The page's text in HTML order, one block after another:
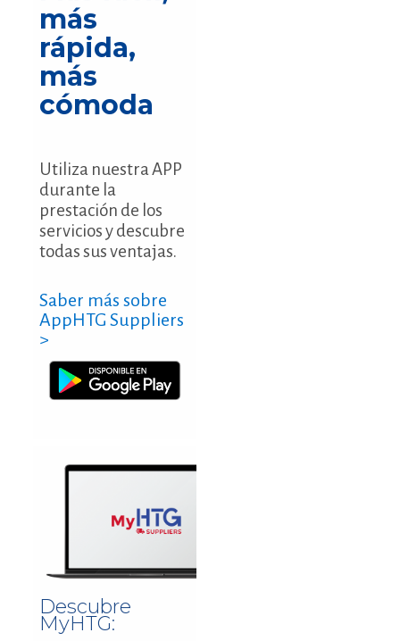
más
rápida,
más
cómoda
Utiliza nuestra APP
durante la
prestación de los
servicios y descubre
todas sus ventajas.
Saber más sobre
AppHTG Suppliers
>
Descubre
MyHTG: